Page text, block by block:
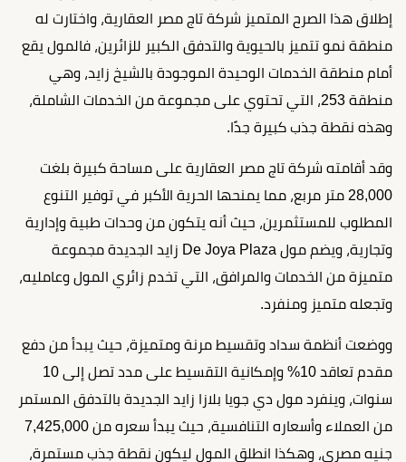
إطلاق هذا الصرح المتميز شركة تاج مصر العقارية، واختارت له
منطقة نمو تتميز بالحيوية والتدفق الكبير للزائرين، فالمول يقع
أمام منطقة الخدمات الوحيدة الموجودة بالشيخ زايد، وهي
منطقة 253، التي تحتوي على مجموعة من الخدمات الشاملة،
وهذه نقطة جذب كبيرة جدًا.
وقد أقامته شركة تاج مصر العقارية على مساحة كبيرة بلغت
28,000 متر مربع، مما يمنحها الحرية الأكبر في توفير التنوع
المطلوب للمستثمرين، حيث أنه يتكون من وحدات طبية وإدارية
وتجارية، ويضم مول De Joya Plaza زايد الجديدة مجموعة
متميزة من الخدمات والمرافق، التي تخدم زائري المول وعامليه،
وتجعله متميز ومنفرد.
ووضعت أنظمة سداد وتقسيط مرنة ومتميزة، حيث يبدأ من دفع
مقدم تعاقد 10% وإمكانية التقسيط على مدد تصل إلى 10
سنوات، وينفرد مول دي جويا بلازا زايد الجديدة بالتدفق المستمر
من العملاء وأسعاره التنافسية، حيث يبدأ سعره من 7,425,000
جنيه مصري، وهكذا انطلق المول ليكون نقطة جذب مستمرة،